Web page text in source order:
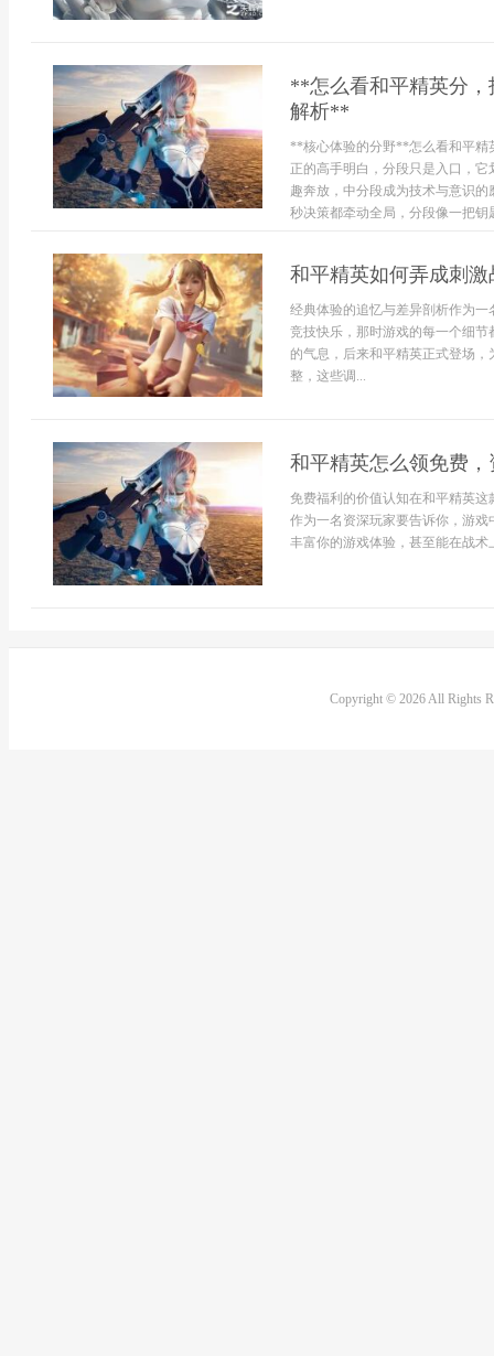
**怎么看和平精英分
解析**
**核心体验的分野**怎么看和平精
正的高手明白，分段只是入口，
趣奔放，中分段成为技术与意识
秒决策都牵动全局，分段像一把钥
和平精英如何弄成刺
经典体验的追忆与差异剖析作为
竞技快乐，那时游戏的每一个细
的气息，后来和平精英正式登场
整，这些调...
和平精英怎么领免费
免费福利的价值认知在和平精英
作为一名资深玩家要告诉你，游
丰富你的游戏体验，甚至能在战
Copyright © 2026 All Rights